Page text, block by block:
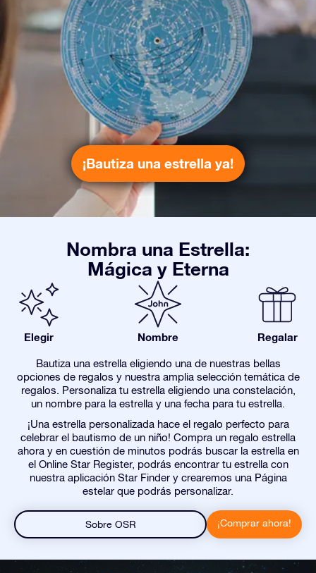
¡Bautiza una estrella ya!
Nombra una Estrella:
Mágica y Eterna
Elegir Nombre Regalar
Bautiza una estrella eligiendo una de nuestras bellas
opciones de regalos y nuestra amplia selección temática de
regalos. Personaliza tu estrella eligiendo una constelación,
un nombre para la estrella y una fecha para tu estrella.
¡Una estrella personalizada hace el regalo perfecto para
celebrar el bautismo de un niño! Compra un regalo estrella
ahora y en cuestión de minutos podrás buscar la estrella en
el Online Star Register, podrás encontrar tu estrella con
nuestra aplicación Star Finder y crearemos una Página
estelar que podrás personalizar.
Sobre OSR ¡Comprar ahora!